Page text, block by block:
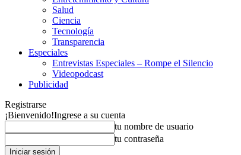
Salud
Ciencia
Tecnología
Transparencia
Especiales
Entrevistas Especiales – Rompe el Silencio
Videopodcast
Publicidad
Registrarse
¡Bienvenido!Ingrese a su cuenta
tu nombre de usuario
tu contraseña